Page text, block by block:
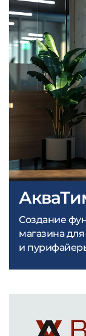
Создание
магазина
и